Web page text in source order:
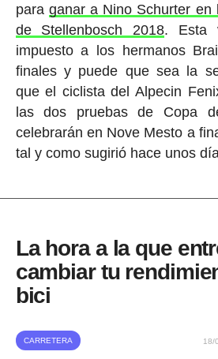
para ganar a Nino Schurter en
de Stellenbosch 2018. Esta
impuesto a los hermanos
finales y puede que sea la
que el ciclista del Alpecin
las dos pruebas de Copa
celebrarán en Nove Mesto a
tal y como sugirió hace unos
La hora a la que
cambiar tu
bici
CARRETERA 18/